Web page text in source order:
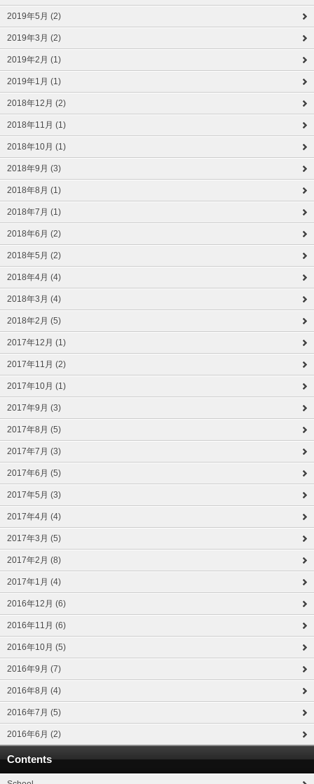
2019年5月 (2)
2019年3月 (2)
2019年2月 (1)
2019年1月 (1)
2018年12月 (2)
2018年11月 (1)
2018年10月 (1)
2018年9月 (3)
2018年8月 (1)
2018年7月 (1)
2018年6月 (2)
2018年5月 (2)
2018年4月 (4)
2018年3月 (4)
2018年2月 (5)
2017年12月 (1)
2017年11月 (2)
2017年10月 (1)
2017年9月 (3)
2017年8月 (5)
2017年7月 (3)
2017年6月 (5)
2017年5月 (3)
2017年4月 (4)
2017年3月 (5)
2017年2月 (8)
2017年1月 (4)
2016年12月 (6)
2016年11月 (6)
2016年10月 (5)
2016年9月 (7)
2016年8月 (4)
2016年7月 (5)
2016年6月 (2)
Contents